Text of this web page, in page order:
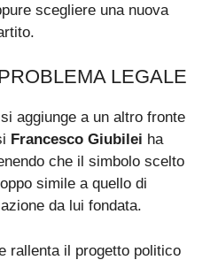
scegliere una nuova
LEGALE
aggiunge a un altro fronte
Francesco Giubilei ha
che il simbolo scelto
simile a quello di
da lui fondata.
rallenta il progetto politico